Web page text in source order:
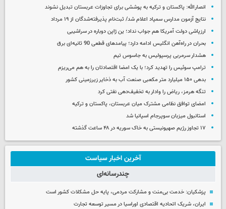
انصارالله: پاکستان و ترکیه به پوششی برای تجاوزات عربستان تبدیل نشوند
نتایج آزمون مدارس سمپاد اعلام شد/ ثبت‌نام پذیرفته‌شدگان از ۱۹ مرداد
ارزپاشی دولت آمریکا هم جواب نداد؛ ین ژاپن دوباره در سراشیبی
بحران در راه‌آهن انگلیس ادامه دارد؛ پیامدهای قطعی 90 ثانیه‌ای برق
هشدار سرمربی پرسپولیس به جاسوس تیم
ترامپ سوئیس را تهدید کرد؛ با یک امضا اقتصادتان را به هم می‌ریزم
بدهی ۱۵۰ میلیارد متر مکعبی صنعت آب به ذخایر زیرزمینی کشور
تنگه هرمز، ریاض را وادار به تخفیف‌دهی نفتی کرد
امضای توافق نظامی مشترک میان عربستان، پاکستان و ترکیه
استانبول میزبان سوپرجام اسپانیا شد
۱۷ تجاوز رژیم صهیونیستی به خاک سوریه در ۴۸ ساعت گذشته
آخرین اخبار سیاست
چندرسانه‌ای
پزشکیان: خدمت بی‌منت و مشارکت مردمی، پایه حل مشکلات کشور است
ایران، شریک اتحادیه اقتصادی اوراسیا در مسیر توسعه تجارت